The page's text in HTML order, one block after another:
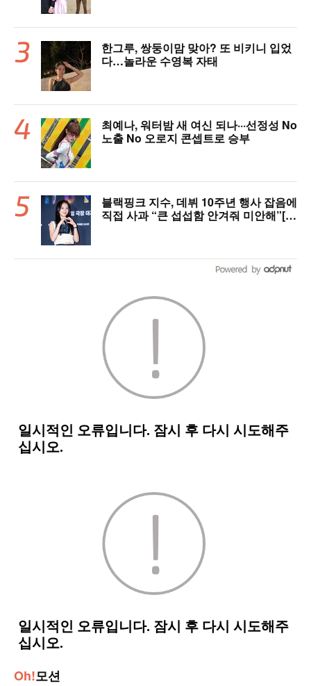
한그루, 쌍둥이맘 맞아? 또 비키니 입었
다…놀라운 수영복 자태
최예나, 워터밤 새 여신 되나···선정성 No
노출 No 오로지 콘셉트로 승부
블랙핑크 지수, 데뷔 10주년 행사 잡음에
직접 사과 “큰 섭섭함 안겨줘 미안해”[핫
Oh!모션